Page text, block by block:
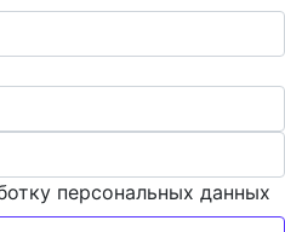
персональных данных